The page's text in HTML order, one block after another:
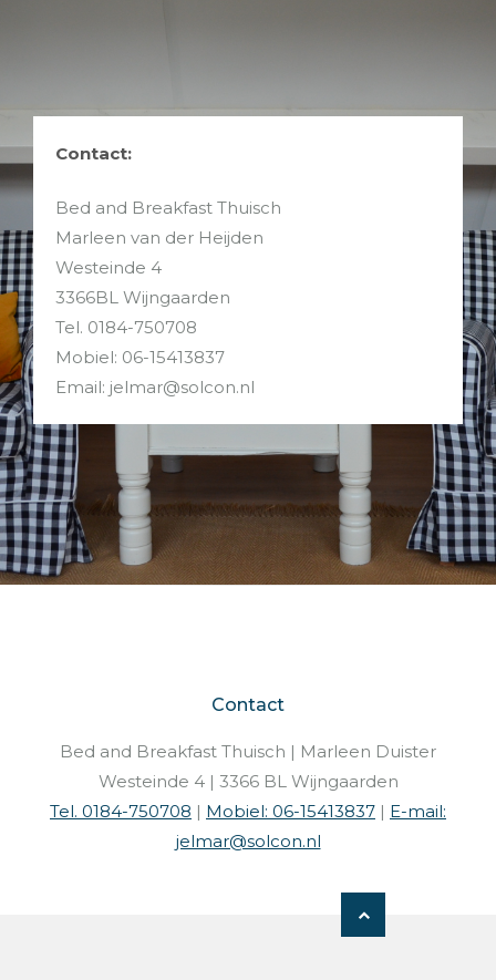
Contact:
Bed and Breakfast Thuisch
Marleen van der Heijden
Westeinde 4
3366BL Wijngaarden
Tel. 0184-750708
Mobiel: 06-15413837
Email: jelmar@solcon.nl
Contact
Bed and Breakfast Thuisch | Marleen Duister
Westeinde 4 | 3366 BL Wijngaarden
Tel. 0184-750708 | Mobiel: 06-15413837 | E-mail:
jelmar@solcon.nl